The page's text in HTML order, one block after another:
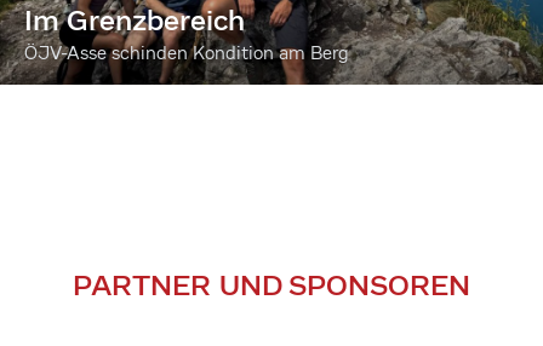
Im Grenzbereich
ÖJV-Asse schinden Kondition am Berg
PARTNER UND SPONSOREN